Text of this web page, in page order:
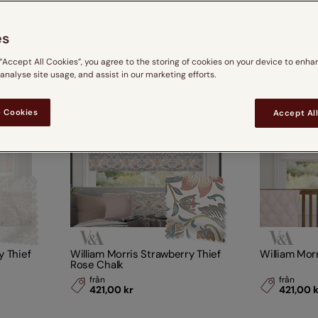
Se Alla
Thief William Morris Strawberry Thief
Rose Chalk
från
421,00 kr
William
från
421,00
All Cookies”, you agree to the storing of cookies on your device to
site usage, and assist in our marketing efforts.
Cookies Accept